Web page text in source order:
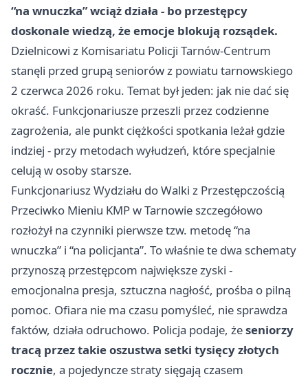
“na wnuczka” wciąż działa - bo przestępcy
doskonale wiedzą, że emocje blokują rozsądek.
Dzielnicowi z Komisariatu Policji Tarnów-Centrum
stanęli przed grupą seniorów z powiatu tarnowskiego
2 czerwca 2026 roku. Temat był jeden: jak nie dać się
okraść. Funkcjonariusze przeszli przez codzienne
zagrożenia, ale punkt ciężkości spotkania leżał gdzie
indziej - przy metodach wyłudzeń, które specjalnie
celują w osoby starsze.
Funkcjonariusz Wydziału do Walki z Przestępczością
Przeciwko Mieniu KMP w Tarnowie szczegółowo
rozłożył na czynniki pierwsze tzw. metodę “na
wnuczka” i “na policjanta”. To właśnie te dwa schematy
przynoszą przestępcom największe zyski -
emocjonalna presja, sztuczna nagłość, prośba o pilną
pomoc. Ofiara nie ma czasu pomyśleć, nie sprawdza
faktów, działa odruchowo. Policja podaje, żeseniorzy
tracą przez takie oszustwa setki tysięcy złotych
rocznie, a pojedyncze straty sięgają czasem